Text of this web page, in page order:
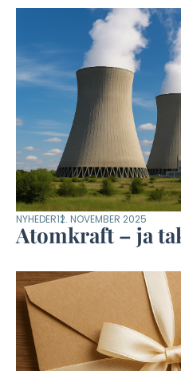
NYHEDER12. NOVEMBER 2025
Atomkraft – ja